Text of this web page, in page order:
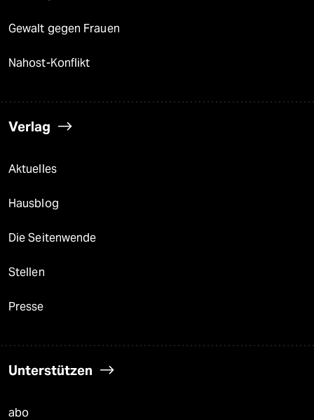
Gewalt gegen Frauen
Nahost-Konflikt
Verlag
Aktuelles
Hausblog
Die Seitenwende
Stellen
Presse
Unterstützen
abo